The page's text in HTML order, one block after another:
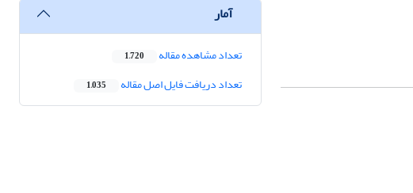
آمار
تعداد مشاهده مقاله 1,720
تعداد دریافت فایل اصل مقاله 1,035